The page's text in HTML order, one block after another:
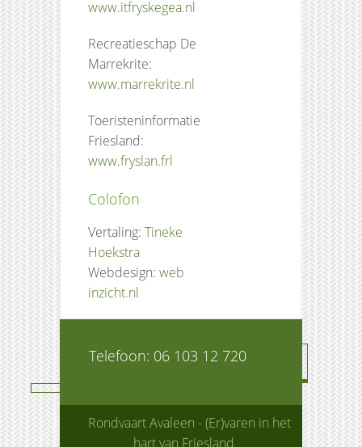
www.itfryskegea.nl
Recreatieschap De
Marrekrite:
www.marrekrite.nl
Toeristeninformatie
Friesland:
www.fryslan.frl
Colofon
Vertaling: Tineke
Hoekstra
Webdesign: web
inzicht.nl
Telefoon: 06 103 12 720
Rondvaart Avaleen - (Er)varen in het
hart van Friesland